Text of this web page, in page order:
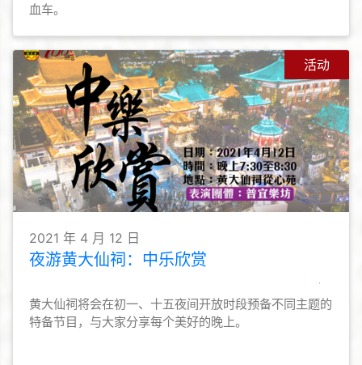
血车。
活动
2021 年 4 月 12 日
夜游黄大仙祠：中乐欣赏
黄大仙祠将会在初一、十五夜间开放时段预备不同主题的
特备节目，与大家分享每个美好的晚上。